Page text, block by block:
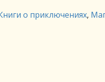
о приключениях,